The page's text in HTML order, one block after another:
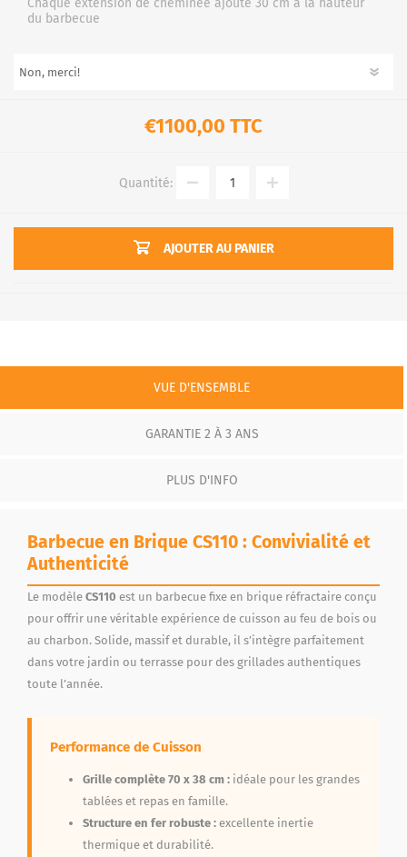
Chaque extension de cheminée ajoute 30 cm à la hauteur
du barbecue
€1100,00 TTC
Quantité:
AJOUTER AU PANIER
VUE D'ENSEMBLE
GARANTIE 2 À 3 ANS
PLUS D'INFO
Barbecue en Brique CS110 : Convivialité et
Authenticité
Le modèle CS110 est un barbecue fixe en brique réfractaire conçu
pour offrir une véritable expérience de cuisson au feu de bois ou
au charbon. Solide, massif et durable, il s’intègre parfaitement
dans votre jardin ou terrasse pour des grillades authentiques
toute l’année.
Performance de Cuisson
Grille complète 70 x 38 cm : idéale pour les grandes
tablées et repas en famille.
Structure en fer robuste : excellente inertie
thermique et durabilité.